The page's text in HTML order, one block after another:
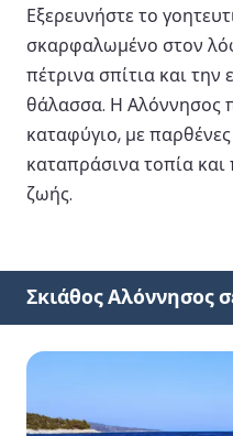
Εξερευνήστε το
σκαρφαλωμένο στον
πέτρινα σπίτια και την
θάλασσα. Η Αλόννησος
καταφύγιο, με
καταπράσινα τοπία
ζωής.
Σκιάθος Αλόννησος